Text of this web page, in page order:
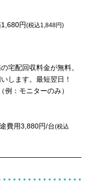
円(税込1,848円)
宅配回収料金が無料。
します。最短翌日！
：モニターのみ）
費用3,880円/台(税込